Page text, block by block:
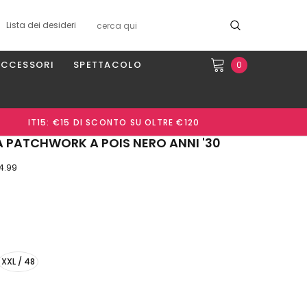
Lista dei desideri
SPETTACOLO 0
IT15: €15 DI SCONTO SU OLTRE €120
PATCHWORK A POIS NERO ANNI '30
XXL / 48